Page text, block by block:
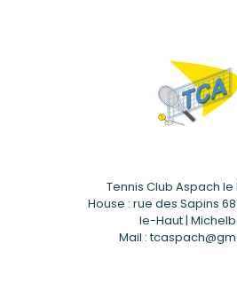
Tennis Club Aspach le
House : rue des Sapins
le-Haut |
Mail :